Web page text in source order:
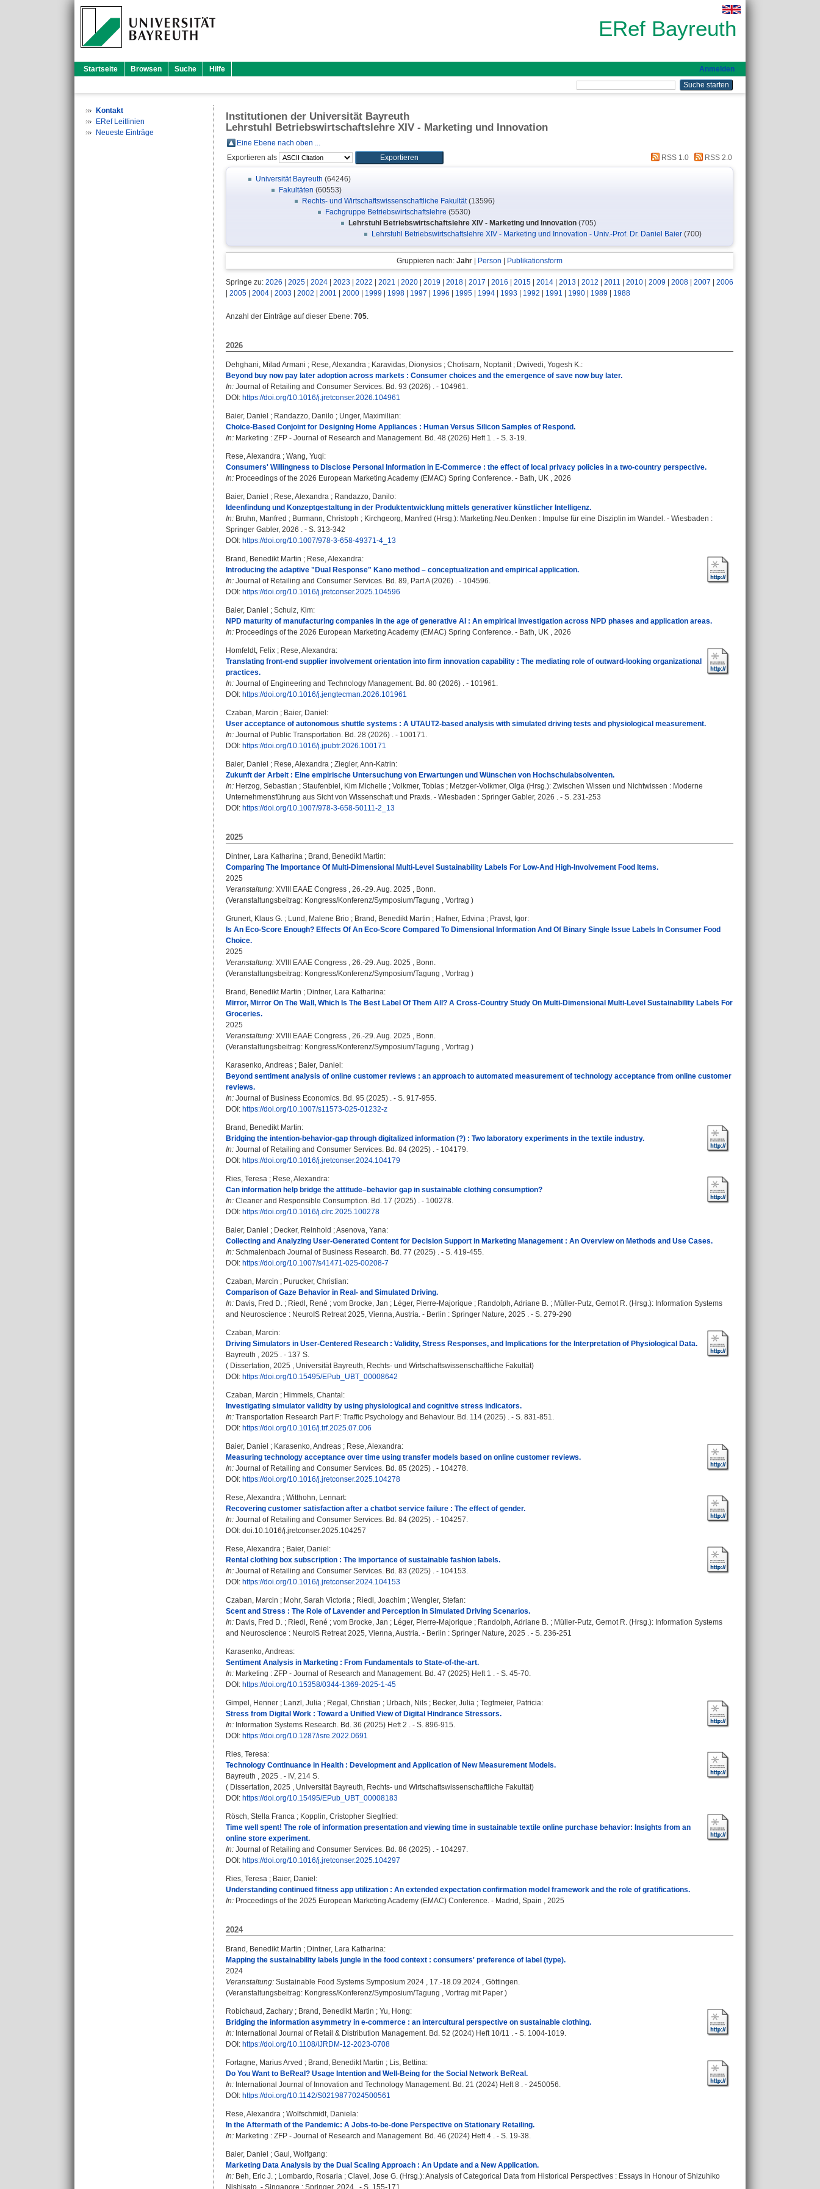
ERef Bayreuth
Startseite Browsen Suche Hilfe Anmelden
Kontakt
ERef Leitlinien
Neueste Einträge
Institutionen der Universität Bayreuth
Lehrstuhl Betriebswirtschaftslehre XIV - Marketing und Innovation
Eine Ebene nach oben ...
Exportieren als
RSS 1.0 RSS 2.0
Universität Bayreuth (64246)
Fakultäten (60553)
Rechts- und Wirtschaftswissenschaftliche Fakultät(13596)
Fachgruppe Betriebswirtschaftslehre (5530)
Lehrstuhl Betriebswirtschaftslehre XIV - Marketing und Innovation (705)
Lehrstuhl Betriebswirtschaftslehre XIV - Marketing und Innovation - Univ.-Prof. Dr. Daniel Baier (700)
Gruppieren nach: Jahr Person Publikationsform
Springe zu: 2026 2025 2024 2023 2022 2021 2020 2019 2018 2017 2016 2015 2014 2013 2012 2011 2010 2009 2008 2007
2006
2005 2004 2003 2002 2001 2000 1999 1998 1997 1996 1995 1994 1993 1992 1991 1990 1989 1988
Anzahl der Einträge auf dieser Ebene: 705.
2026
Dehghani, Milad Armani ; Rese, Alexandra ; Karavidas, Dionysios ; Chotisarn, Noptanit; Dwivedi, Yogesh K.:
Beyond buy now pay later adoption across markets : Consumer choices and the emergence of save now buy later.
In: Journal of Retailing and Consumer Services. Bd. 93 (2026) . - 104961.
DOI: https://doi.org/10.1016/j.jretconser.2026.104961
Baier, Daniel ; Randazzo, Danilo ; Unger, Maximilian:
Choice-Based Conjoint for Designing Home Appliances : Human Versus Silicon Samples of Respond.
In: Marketing : ZFP - Journal of Research and Management. Bd. 48 (2026) Heft 1 . - S. 3-19.
Rese, Alexandra ; Wang, Yuqi:
Consumers' Willingness to Disclose Personal Information in E-Commerce : the effect of local privacy policies in a two-country perspective.
In: Proceedings of the 2026 European Marketing Academy (EMAC) Spring Conference. - Bath, UK , 2026
Baier, Daniel ; Rese, Alexandra ; Randazzo, Danilo:
Ideenfindung und Konzeptgestaltung in der Produktentwicklung mittels generativer künstlicher Intelligenz.
In: Bruhn, Manfred ; Burmann, Christoph ; Kirchgeorg, Manfred (Hrsg.): Marketing.Neu.Denken : Impulse für eine Disziplin im Wandel. - Wiesbaden :
Springer Gabler, 2026 . - S. 313-342
DOI: https://doi.org/10.1007/978-3-658-49371-4_13
Brand, Benedikt Martin ; Rese, Alexandra:
Introducing the adaptive "Dual Response" Kano method – conceptualization and empirical application.
In: Journal of Retailing and Consumer Services. Bd. 89, Part A (2026) . - 104596.
DOI: https://doi.org/10.1016/j.jretconser.2025.104596
Baier, Daniel ; Schulz, Kim:
NPD maturity of manufacturing companies in the age of generative AI : An empirical investigation across NPD phases and application areas.
In: Proceedings of the 2026 European Marketing Academy (EMAC) Spring Conference. - Bath, UK , 2026
Homfeldt, Felix ; Rese, Alexandra:
Translating front-end supplier involvement orientation into firm innovation capability : The mediating role of outward-looking organizational
practices.
In: Journal of Engineering and Technology Management. Bd. 80 (2026) . - 101961.
DOI: https://doi.org/10.1016/j.jengtecman.2026.101961
Czaban, Marcin ; Baier, Daniel :
User acceptance of autonomous shuttle systems : A UTAUT2-based analysis with simulated driving tests and physiological measurement.
In: Journal of Public Transportation. Bd. 28 (2026) . - 100171.
DOI: https://doi.org/10.1016/j.jpubtr.2026.100171
Baier, Daniel ; Rese, Alexandra ; Ziegler, Ann-Katrin:
Zukunft der Arbeit : Eine empirische Untersuchung von Erwartungen und Wünschen von Hochschulabsolventen.
In: Herzog, Sebastian ; Staufenbiel, Kim Michelle ; Volkmer, Tobias ; Metzger-Volkmer, Olga (Hrsg.): Zwischen Wissen und Nichtwissen : Moderne
Unternehmensführung aus Sicht von Wissenschaft und Praxis. - Wiesbaden : Springer Gabler, 2026 . - S. 231-253
DOI: https://doi.org/10.1007/978-3-658-50111-2_13
2025
Dintner, Lara Katharina ; Brand, Benedikt Martin:
Comparing The Importance Of Multi-Dimensional Multi-Level Sustainability Labels For Low-And High-Involvement Food Items.
2025
Veranstaltung: XVIII EAAE Congress , 26.-29. Aug. 2025 , Bonn.
(Veranstaltungsbeitrag: Kongress/Konferenz/Symposium/Tagung , Vortrag )
Grunert, Klaus G. ; Lund, Malene Brio ; Brand, Benedikt Martin ; Hafner, Edvina ; Pravst, Igor:
Is An Eco-Score Enough? Effects Of An Eco-Score Compared To Dimensional Information And Of Binary Single Issue Labels In Consumer Food
Choice.
2025
Veranstaltung: XVIII EAAE Congress , 26.-29. Aug. 2025 , Bonn.
(Veranstaltungsbeitrag: Kongress/Konferenz/Symposium/Tagung , Vortrag )
Brand, Benedikt Martin ; Dintner, Lara Katharina:
Mirror, Mirror On The Wall, Which Is The Best Label Of Them All? A Cross-Country Study On Multi-Dimensional Multi-Level Sustainability Labels For
Groceries.
2025
Veranstaltung: XVIII EAAE Congress , 26.-29. Aug. 2025 , Bonn.
(Veranstaltungsbeitrag: Kongress/Konferenz/Symposium/Tagung , Vortrag )
Karasenko, Andreas ; Baier, Daniel :
Beyond sentiment analysis of online customer reviews : an approach to automated measurement of technology acceptance from online customer
reviews.
In: Journal of Business Economics. Bd. 95 (2025) . - S. 917-955.
DOI: https://doi.org/10.1007/s11573-025-01232-z
Brand, Benedikt Martin:
Bridging the intention-behavior-gap through digitalized information (?) : Two laboratory experiments in the textile industry.
In: Journal of Retailing and Consumer Services. Bd. 84 (2025) . - 104179.
DOI: https://doi.org/10.1016/j.jretconser.2024.104179
Ries, Teresa ; Rese, Alexandra:
Can information help bridge the attitude–behavior gap in sustainable clothing consumption?
In: Cleaner and Responsible Consumption. Bd. 17 (2025) . - 100278.
DOI: https://doi.org/10.1016/j.clrc.2025.100278
Baier, Daniel ; Decker, Reinhold ;Asenova, Yana:
Collecting and Analyzing User-Generated Content for Decision Support in Marketing Management : An Overview on Methods and Use Cases.
In: Schmalenbach Journal of Business Research. Bd. 77 (2025) . - S. 419-455.
DOI: https://doi.org/10.1007/s41471-025-00208-7
Czaban, Marcin ; Purucker, Christian:
Comparison of Gaze Behavior in Real- and Simulated Driving.
In: Davis, Fred D. ; Riedl, René ; vom Brocke, Jan ; Léger, Pierre-Majorique ; Randolph, Adriane B. ; Müller-Putz, Gernot R. (Hrsg.): Information Systems
and Neuroscience : NeuroIS Retreat 2025, Vienna, Austria. - Berlin : Springer Nature, 2025 . - S. 279-290
Czaban, Marcin:
Driving Simulators in User-Centered Research : Validity, Stress Responses, and Implications for the Interpretation of Physiological Data.
Bayreuth , 2025 . - 137 S.
( Dissertation, 2025 , Universität Bayreuth, Rechts- und Wirtschaftswissenschaftliche Fakultät)
DOI: https://doi.org/10.15495/EPub_UBT_00008642
Czaban, Marcin ; Himmels, Chantal :
Investigating simulator validity by using physiological and cognitive stress indicators.
In: Transportation Research Part F: Traffic Psychology and Behaviour. Bd. 114 (2025) . - S. 831-851.
DOI: https://doi.org/10.1016/j.trf.2025.07.006
Baier, Daniel ; Karasenko, Andreas ; Rese, Alexandra:
Measuring technology acceptance over time using transfer models based on online customer reviews.
In: Journal of Retailing and Consumer Services. Bd. 85 (2025) . - 104278.
DOI: https://doi.org/10.1016/j.jretconser.2025.104278
Rese, Alexandra ; Witthohn, Lennart:
Recovering customer satisfaction after a chatbot service failure : The effect of gender.
In: Journal of Retailing and Consumer Services. Bd. 84 (2025) . - 104257.
DOI: doi.10.1016/j.jretconser.2025.104257
Rese, Alexandra ; Baier, Daniel :
Rental clothing box subscription : The importance of sustainable fashion labels.
In: Journal of Retailing and Consumer Services. Bd. 83 (2025) . - 104153.
DOI: https://doi.org/10.1016/j.jretconser.2024.104153
Czaban, Marcin ; Mohr, Sarah Victoria ; Riedl, Joachim ; Wengler, Stefan:
Scent and Stress : The Role of Lavender and Perception in Simulated Driving Scenarios.
In: Davis, Fred D. ; Riedl, René ; vom Brocke, Jan ; Léger, Pierre-Majorique ; Randolph, Adriane B. ; Müller-Putz, Gernot R. (Hrsg.): Information Systems
and Neuroscience : NeuroIS Retreat 2025, Vienna, Austria. - Berlin : Springer Nature, 2025 . - S. 236-251
Karasenko, Andreas:
Sentiment Analysis in Marketing : From Fundamentals to State-of-the-art.
In: Marketing : ZFP - Journal of Research and Management. Bd. 47 (2025) Heft 1 . - S. 45-70.
DOI: https://doi.org/10.15358/0344-1369-2025-1-45
Gimpel, Henner ; Lanzl, Julia ; Regal, Christian ; Urbach, Nils ; Becker, Julia ; Tegtmeier, Patricia:
Stress from Digital Work : Toward a Unified View of Digital Hindrance Stressors.
In: Information Systems Research. Bd. 36 (2025) Heft 2 . - S. 896-915.
DOI: https://doi.org/10.1287/isre.2022.0691
Ries, Teresa:
Technology Continuance in Health : Development and Application of New Measurement Models.
Bayreuth , 2025 . - IV, 214 S.
( Dissertation, 2025 , Universität Bayreuth, Rechts- und Wirtschaftswissenschaftliche Fakultät)
DOI: https://doi.org/10.15495/EPub_UBT_00008183
Rösch, Stella Franca ; Kopplin, Cristopher Siegfried :
Time well spent! The role of information presentation and viewing time in sustainable textile online purchase behavior: Insights from an
online store experiment.
In: Journal of Retailing and Consumer Services. Bd. 86 (2025) . - 104297.
DOI: https://doi.org/10.1016/j.jretconser.2025.104297
Ries, Teresa ; Baier, Daniel :
Understanding continued fitness app utilization : An extended expectation confirmation model framework and the role of gratifications.
In: Proceedings of the 2025 European Marketing Academy (EMAC) Conference. - Madrid, Spain , 2025
2024
Brand, Benedikt Martin ; Dintner, Lara Katharina:
Mapping the sustainability labels jungle in the food context : consumers' preference of label (type).
2024
Veranstaltung: Sustainable Food Systems Symposium 2024 , 17.-18.09.2024 , Göttingen.
(Veranstaltungsbeitrag: Kongress/Konferenz/Symposium/Tagung , Vortrag mit Paper )
Robichaud, Zachary ; Brand, Benedikt Martin ; Yu, Hong:
Bridging the information asymmetry in e-commerce : an intercultural perspective on sustainable clothing.
In: International Journal of Retail & Distribution Management. Bd. 52 (2024) Heft 10/11 . - S. 1004-1019.
DOI: https://doi.org/10.1108/IJRDM-12-2023-0708
Fortagne, Marius Arved ; Brand, Benedikt Martin ; Lis, Bettina:
Do You Want to BeReal? Usage Intention and Well-Being for the Social Network BeReal.
In: International Journal of Innovation and Technology Management. Bd. 21 (2024) Heft 8 . - 2450056.
DOI: https://doi.org/10.1142/S0219877024500561
Rese, Alexandra ; Wolfschmidt, Daniela:
In the Aftermath of the Pandemic: A Jobs-to-be-done Perspective on Stationary Retailing.
In: Marketing : ZFP - Journal of Research and Management. Bd. 46 (2024) Heft 4 . - S. 19-38.
Baier, Daniel ; Gaul, Wolfgang:
Marketing Data Analysis by the Dual Scaling Approach : An Update and a New Application.
In: Beh, Eric J. ; Lombardo, Rosaria ; Clavel, Jose G. (Hrsg.): Analysis of Categorical Data from Historical Perspectives : Essays in Honour of Shizuhiko
Nishisato. - Singapore : Springer, 2024 . - S. 155-171